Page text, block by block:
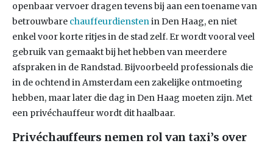
openbaar vervoer dragen tevens bij aan een toename van
betrouwbare chauffeurdienstenin Den Haag, en niet
enkel voor korte ritjes in de stad zelf. Er wordt vooral veel
gebruik van gemaakt bij het hebben van meerdere
afspraken in de Randstad. Bijvoorbeeld professionals die
in de ochtend in Amsterdam een zakelijke ontmoeting
hebben, maar later die dag in Den Haag moeten zijn. Met
een privéchauffeur wordt dit haalbaar.
Privéchauffeurs nemen rol van taxi’s over